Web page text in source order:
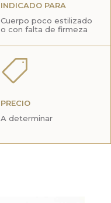
INDICADO PARA
Cuerpo poco estilizado
o con falta de firmeza

PRECIO
A determinar